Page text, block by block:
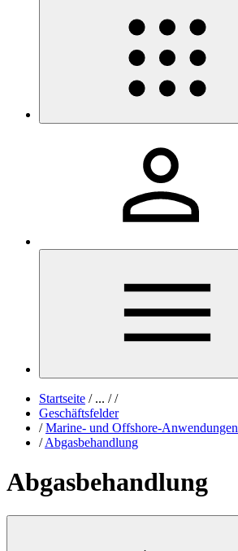
Startseite /... / /
Geschäftsfelder
/ Marine- und Offshore-Anwendungen
/ Abgasbehandlung
Abgasbehandlung